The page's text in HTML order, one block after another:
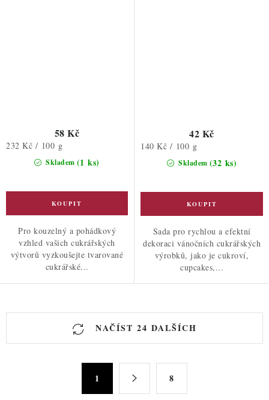
Skladem (1 ks)
58 Kč
Měrná
232 Kč / 100 g
Pro kouzelný a pohádkový
vzhled vašich cukrářských
výtvorů vyzkoušejte tvarované
cukrářské...
Skladem (32 ks)
42 Kč
Měrná
140 Kč / 100 g
Sada pro rychlou a efektní
dekoraci vánočních cukrářských
výrobků, jako je cukroví,
cupcakes,...
O
l
NAČÍST 24 DALŠÍCH
1 8